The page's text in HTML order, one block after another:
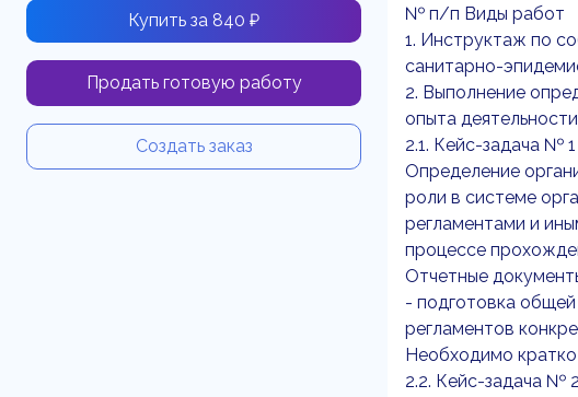
Купить за 840 ₽
Продать готовую работу
Создать заказ
№ п/п Виды работ
1. Инструктаж по
санитарно-
2. Выполнение
опыта
2.1. Кейс-задача № 1
Определение
роли в системе
регламентами и
процессе
Отчетные
- подготовка общей
регламентов
Необходимо
2.2. Кейс-задача № 2